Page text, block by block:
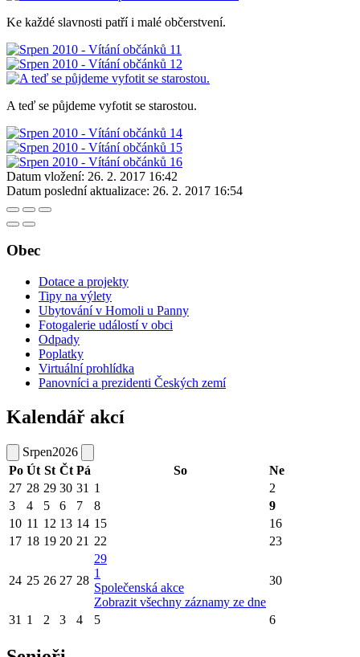
Ke každé slavnosti patří i malé občerstvení.
A teď se půjdeme vyfotit se starostou.
Datum vložení: 26. 2. 2017 16:42
Datum poslední aktualizace: 26. 2. 2017 16:54
Obec
Dotace a projekty
Tipy na výlety
Ubytování v Homoli u Panny
Fotogalerie událostí v obci
Odpady
Poplatky
Virtuální prohlídka
Panovníci a prezidenti Českých zemí
Kalendář akcí
Srpen2026
Po Út St Čt Pá So
Ne
27 28 29 30 31 1
2
3
4 5 6 7 8
9
10 11 12 13 14 15
16
17 18 19 20 21 22 23
24 25 26 27 28
29
1
Společenská akce
Zobrazit všechny záznamy ze dne
30
31 1 2 3 4 5 6